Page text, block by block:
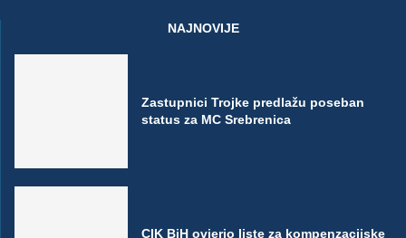
NAJNOVIJE
Zastupnici Trojke predlažu poseban
status za MC Srebrenica
CIK BiH ovjerio liste za kompenzacijske